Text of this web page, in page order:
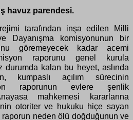
havuz parendesi.
tarafından inşa edilen Milli
Dayanışma komisyonunun bir
göremeyecek kadar acemi
raporunu genel kurula
durumda kalan bu heyet, aslında
kumpaslı açılım sürecinin
raporunun evlere şenlik
mahkemesi kararlarına
otoriter ve hukuku hiçe sayan
raporun neden ölü doğduğunun ve